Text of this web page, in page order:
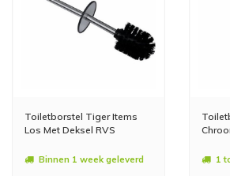
Toiletborstel Tiger Items
Los Met Deksel RVS
Binnen 1 week geleverd 1